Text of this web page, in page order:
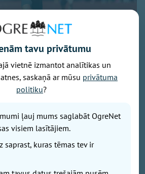
Rīgā norisinājās tradicionālais
Pastors. Viņš izcīnīja uzvaru
kā arī palīdzēja Latvijas izlasei
metru stafetē.
tavu privātumu
vietnē izmantot analītikas un
saskaņā ar mūsu privātuma
politiku?
ļauj mums saglabāt OgreNet
visiem lasītājiem.
saprast, kuras tēmas tev ir